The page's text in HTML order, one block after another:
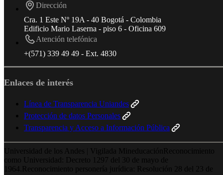
Dirección
Cra. 1 Este Nº 19A - 40 Bogotá - Colombia
Edificio Mario Laserna - piso 6 - Oficina 609
Atención telefónica
+(571) 339 49 49 - Ext. 4830
Enlaces de interés
Línea de Transparencia Uniandes
Protección de datos Personales
Transparencia y Acceso a Información Pública
Universidad de los Andes | Vigilada MineducaciónReconocimiento
como Universidad: Decreto 1297 del 30 de mayo de
1964.Reconocimiento personería jurídica: Resolución 28 del 23 de